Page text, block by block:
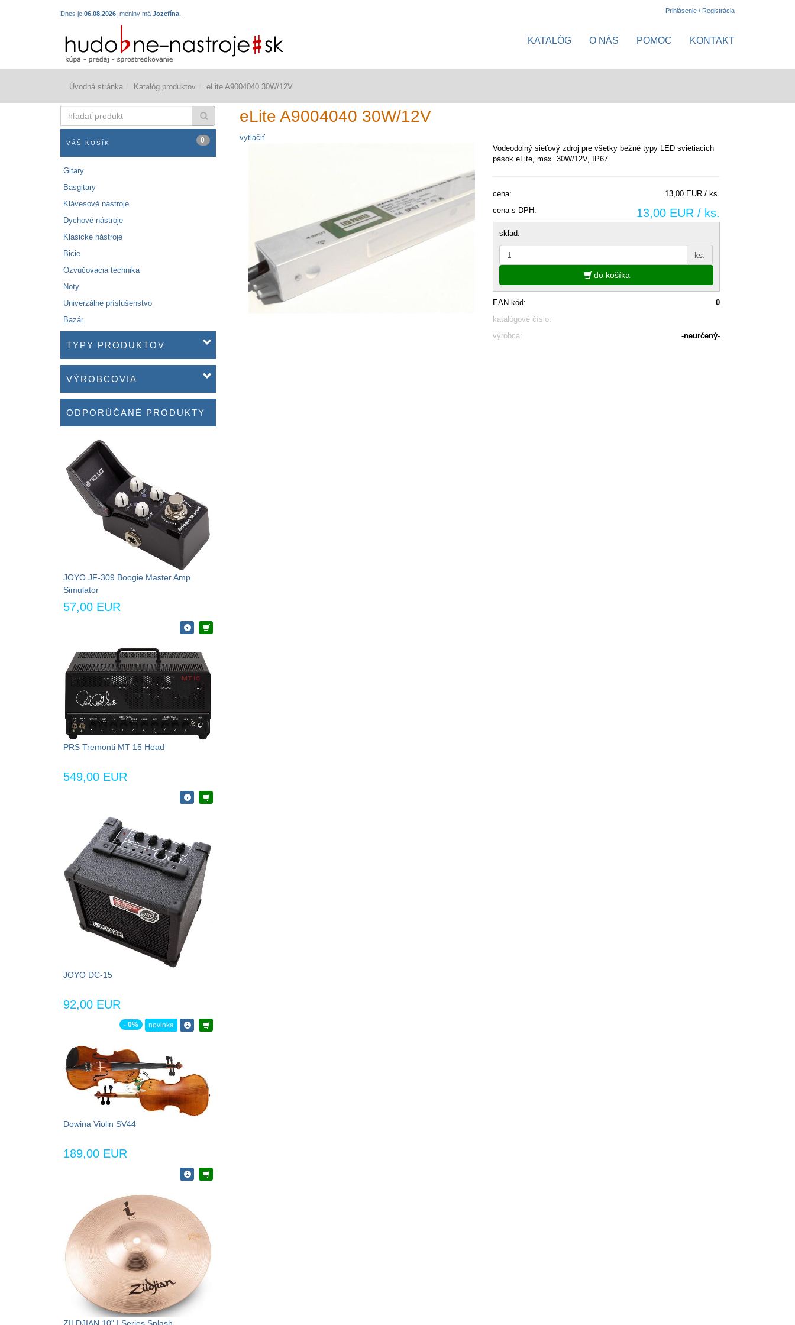
Dnes je 06.08.2026 , meniny má Jozefína Prihlásenie / Registrácia
KATALÓG O NÁS POMOC KONTAKT
Úvodná stránka Katalóg produktov eLite A9004040 30W/12V
produkt
VÁŠ KOŠÍK 0
Gitary
Basgitary
Klávesové nástroje
Dychové nástroje
Klasické nástroje
Bicie
Ozvučovacia technika
Noty
Univerzálne príslušenstvo
Bazár
TYPY PRODUKTOV
VÝROBCOVIA
ODPORÚČANÉ PRODUKTY
JOYO JF-309 Boogie Master Amp
Simulator
57,00 EUR
PRS Tremonti MT 15 Head
549,00 EUR
JOYO DC-15
92,00 EUR
- 0% novinka
Dowina Violin SV44
189,00 EUR
ZILDJIAN 10" I Series Splash
eLite A9004040 30W/12V
vytlačiť
Vodeodolný sieťový zdroj pre všetky bežné typy LED svietiacich
pások eLite, max. 30W/12V, IP67
cena:
13,00 EUR / ks.
cena s DPH:
13,00 EUR / ks.
sklad:
ks.
do košíka
EAN kód:
0
katalógové číslo:
výrobca:
-neurčený-